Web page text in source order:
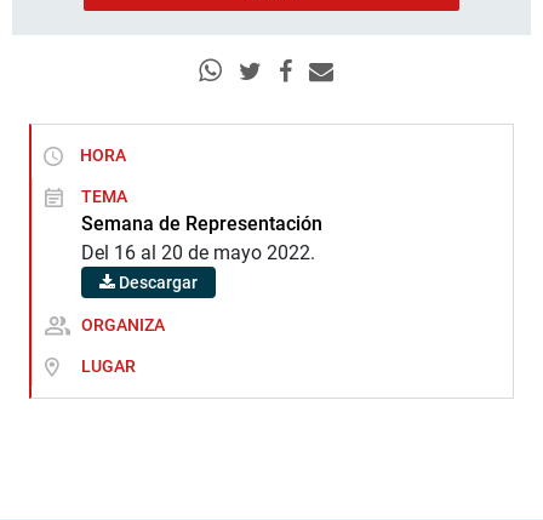
HORA
TEMA
Semana de Representación
Del 16 al 20 de mayo 2022.
Descargar
ORGANIZA
LUGAR